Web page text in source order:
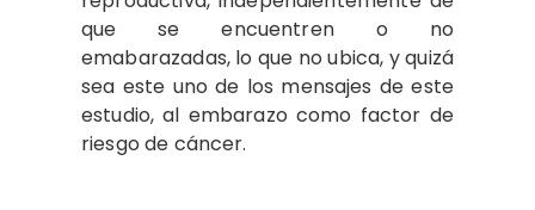
que se encuentren o no
emabarazadas, lo que no ubica, y quizá
sea este uno de los mensajes de este
estudio, al embarazo como factor de
riesgo de cáncer.